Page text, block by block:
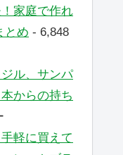
！家庭で作れ
とめ - 6,848
ル、サンパ
からの持ち
軽に買えて